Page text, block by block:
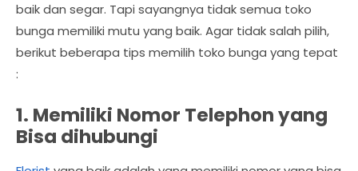
baik dan segar. Tapi sayangnya tidak semua toko
bunga memiliki mutu yang baik. Agar tidak salah pilih,
berikut beberapa tips memilih toko bunga yang tepat
:
1. Memiliki Nomor Telephon yang
Bisa dihubungi